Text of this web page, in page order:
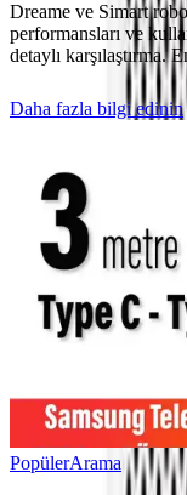
Dreame ve Simart
performansları ve
detaylı karşılaştırma.
Daha fazla bilgi edinin
PopülerArama